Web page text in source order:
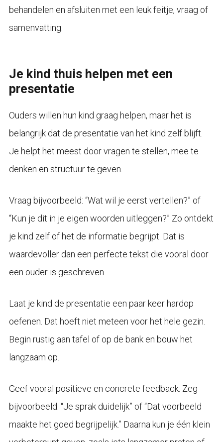
behandelen en afsluiten met een leuk feitje, vraag of
samenvatting.
Je kind thuis helpen met een
presentatie
Ouders willen hun kind graag helpen, maar het is
belangrijk dat de presentatie van het kind zelf blijft.
Je helpt het meest door vragen te stellen, mee te
denken en structuur te geven.
Vraag bijvoorbeeld: “Wat wil je eerst vertellen?” of
“Kun je dit in je eigen woorden uitleggen?” Zo ontdekt
je kind zelf of het de informatie begrijpt. Dat is
waardevoller dan een perfecte tekst die vooral door
een ouder is geschreven.
Laat je kind de presentatie een paar keer hardop
oefenen. Dat hoeft niet meteen voor het hele gezin.
Begin rustig aan tafel of op de bank en bouw het
langzaam op.
Geef vooral positieve en concrete feedback. Zeg
bijvoorbeeld: “Je sprak duidelijk” of “Dat voorbeeld
maakte het goed begrijpelijk.” Daarna kun je één klein